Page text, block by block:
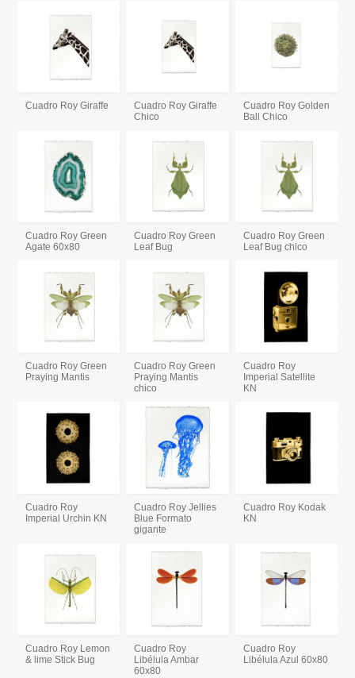
Cuadro Roy Giraffe
Cuadro Roy Giraffe
Chico
Cuadro Roy Golden
Ball Chico
Cuadro Roy Green
Agate 60x80
Cuadro Roy Green
Leaf Bug
Cuadro Roy Green
Leaf Bug chico
Cuadro Roy Green
Praying Mantis
Cuadro Roy Green
Praying Mantis
chico
Cuadro Roy
Imperial Satellite
KN
Cuadro Roy
Imperial Urchin KN
Cuadro Roy Jellies
Blue Formato
gigante
Cuadro Roy Kodak
KN
Cuadro Roy Lemon
& lime Stick Bug
Cuadro Roy
Libélula Ambar
60x80
Cuadro Roy
Libélula Azul 60x80